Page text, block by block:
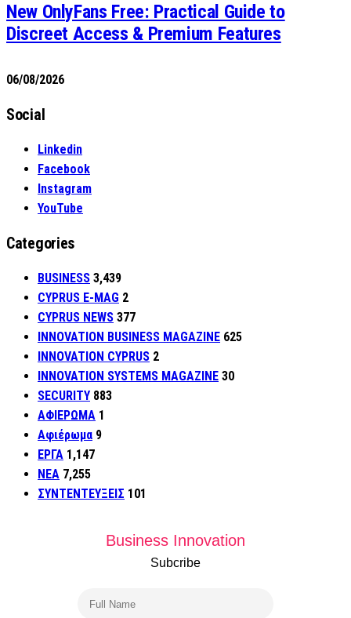
New OnlyFans Free: Practical Guide to
Discreet Access & Premium Features
06/08/2026
Social
Linkedin
Facebook
Instagram
YouTube
Categories
BUSINESS 3,439
CYPRUS E-MAG 2
CYPRUS NEWS 377
INNOVATION BUSINESS MAGAZINE 625
INNOVATION CYPRUS 2
INNOVATION SYSTEMS MAGAZINE 30
SECURITY 883
ΑΦΙΕΡΩΜΑ 1
Αφιέρωμα 9
ΕΡΓΑ 1,147
ΝΕΑ 7,255
ΣΥΝΤΕΝΤΕΥΞΕΙΣ 101
Business Innovation
Subcribe